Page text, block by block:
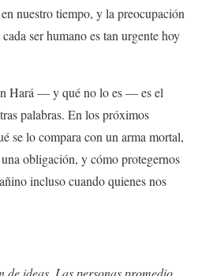
nuestro tiempo, y la preocupación
ser humano es tan urgente hoy
Hará — y qué no lo es — es el
palabras. En los próximos
se lo compara con un arma mortal,
obligación, y cómo protegernos
incluso cuando quienes nos
de ideas. Las personas promedio